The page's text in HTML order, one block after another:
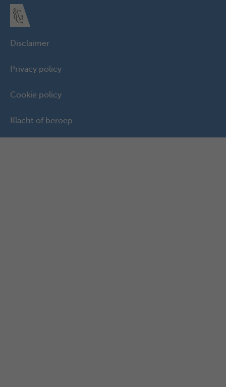
Disclaimer
Privacy policy
Cookie policy
Klacht of beroep